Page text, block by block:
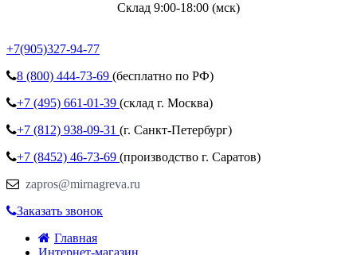
Склад 9:00-18:00 (мск)
+7(905)327-94-77
8 (800) 444-73-69 (бесплатно по РФ)
+7 (495) 661-01-39 (склад г. Москва)
+7 (812) 938-09-31 (г. Санкт-Петербург)
+7 (8452) 46-73-69 (производство г. Саратов)
zapros@mirnagreva.ru
Заказать звонок
Главная
Интернет-магазин